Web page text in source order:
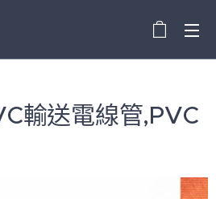
輸送電線管,PVC